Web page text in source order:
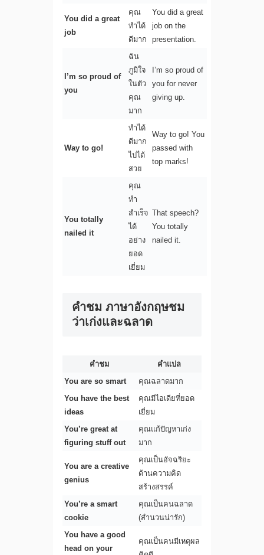
You did a great
job
คุณ
ทำได้
ดีมาก
You did a great
job on the
presentation.
I’m so proud of
you
ฉัน
ภูมิใจ
ในตัว
คุณ
มาก
I’m so proud of
you for never
giving up.
Way to go!
ทำได้
ดีมาก
ไปได้
สวย
Way to go! You
passed with
top marks!
You totally
nailed it
คุณ
ทำ
สำเร็จ
ได้
อย่าง
ยอด
เยี่ยม
That speech?
You totally
nailed it.
คําชม ภาษาอังกฤษชม
ว่าเก่งและฉลาด
คำชม
คำแปล
You are so smart
คุณฉลาดมาก
You have the best
ideas
คุณมีไอเดียที่ยอด
เยี่ยม
You’re great at
figuring stuff out
คุณแก้ปัญหาเก่ง
มาก
You are a creative
genius
คุณเป็นอัจฉริยะ
ด้านความคิด
สร้างสรรค์
You’re a smart
cookie
คุณเป็นคนฉลาด
(สำนวนน่ารัก)
You have a good
head on your
คุณเป็นคนมีเหตุผล